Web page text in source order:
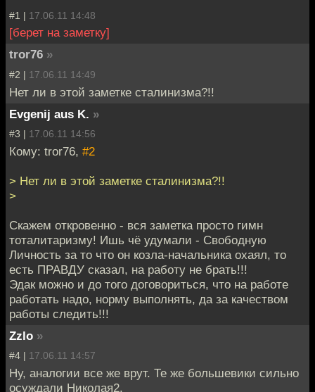
#1 | 17.06.11 14:48
[берет на заметку]
tror76 »
#2 | 17.06.11 14:49
Нет ли в этой заметке сталинизма?!!
Evgenij aus K. »
#3 | 17.06.11 14:56
Кому: tror76, #2
> Нет ли в этой заметке сталинизма?!!
>
Скажем откровенно - вся заметка просто гимн
тоталитаризму! Ишь чё удумали - Свободную
Личность за то что он козла-начальника охаял, то
есть ПРАВДУ сказал, на работу не брать!!!
Эдак можно и до того договориться, что на работе
работать надо, норму выполнять, да за качеством
работы следить!!!
Zzlo »
#4 | 17.06.11 14:57
Ну, аналогии все же врут. Те же большевики сильно
осуждали Николая2.